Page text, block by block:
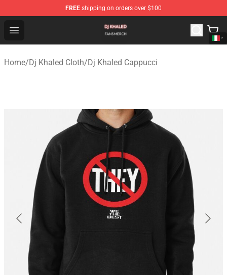
FREE shipping on orders over $100
Open menu
Dj Khaled Shop - Official Dj Khaled Merchandise Store
Home/Dj Khaled Cloth/Dj Khaled Cappucci